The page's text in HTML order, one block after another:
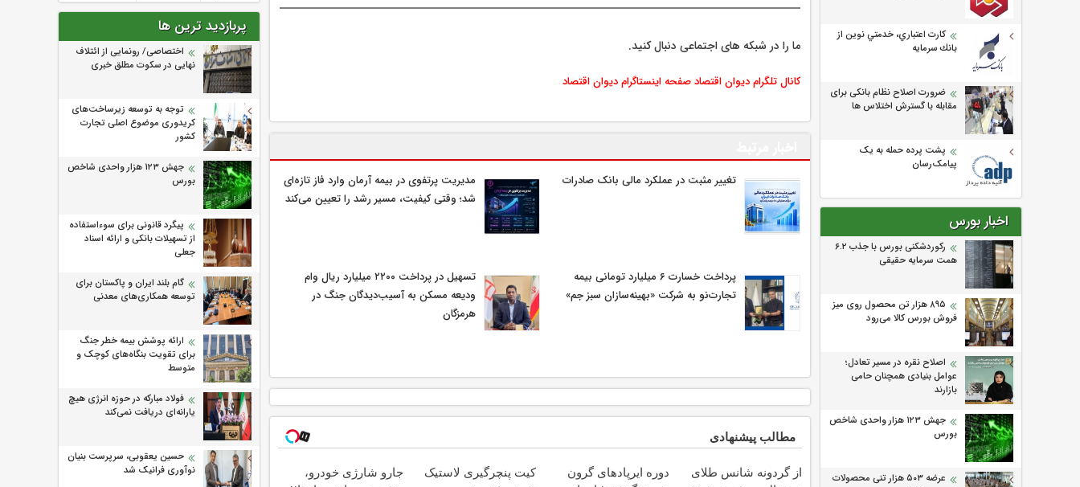
كارت اعتباري، خدمتي نوين از
بانك سرمايه
ضرورت اصلاح نظام بانکی برای
مقابله با گسترش اختلاس ها
پشت پرده حمله به یک
پیامک‌رسان
اخبار بورس
رکوردشکنی بورس با جذب ۶.۲
همت سرمایه حقیقی
۸۹۵ هزار تن محصول روی میز
فروش بورس کالا می‌‌رود
اصلاح نقره در مسیر تعادل؛
عوامل بنیادی همچنان حامی
بازارند
جهش ۱۲۳ هزار واحدی شاخص
بورس
عرضه ۵۰۳ هزار تنی محصولات
ما را در شبکه های اجتماعی دنبال کنید.
کانال تلگرام دیوان اقتصادصفحه اینستاگرام دیوان اقتصاد
تغییر مثبت در عملکرد مالی بانک صادرات
مدیریت پرتفوی در بیمه آرمان وارد فاز تازه‌ای
شد؛ وقتی کیفیت، مسیر رشد را تعیین می‌کند
پرداخت خسارت ۶ میلیارد تومانی بیمه
تجارت‌نو به شرکت «بهینه‌سازان سبز جم»
تسهیل در پرداخت ۲۲۰۰ میلیارد ریال وام
ودیعه مسکن به آسیب‌دیدگان جنگ در
هرمزگان
مطالب پیشنهادی
از گردونه شانس طلای
دوره ایرپاد‌های گرون
کیت پنچرگیری لاستیک
جارو شارژی خودرو،
پربازدید ترین ها
اختصاصی/ رونمایی از ائتلاف‌
نهایی در سکوت مطلق خبری
توجه به توسعه زیرساخت‌های
کریدوری موضوع اصلی تجارت
کشور
جهش ۱۲۳ هزار واحدی شاخص
بورس
پیگرد قانونی برای سوءاستفاده
از تسهیلات بانکی و ارائه اسناد
جعلی
گام بلند ایران و پاکستان برای
توسعه همکاری‌های معدنی
ارائه پوشش بیمه خطر جنگ
برای تقویت بنگاه‌های کوچک و
متوسط
فولاد مبارکه در حوزه انرژی هیچ
یارانه‌ای دریافت نمی‌کند
حسین یعقوبی، سرپرست بنیان
نوآوری فرانیک شد